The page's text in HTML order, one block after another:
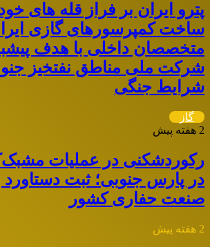
پترو ایران بر فراز قله های
ساخت کمپرسورهای گازی
متخصصان داخلی با هدف
شرکت ملی مناطق نفتخیز
شرایط جنگی
گاز
2 هفته پیش
در پارس جنوبی؛ ثبت دستاورد
صنعت حفاری کشور
2 هفته پیش